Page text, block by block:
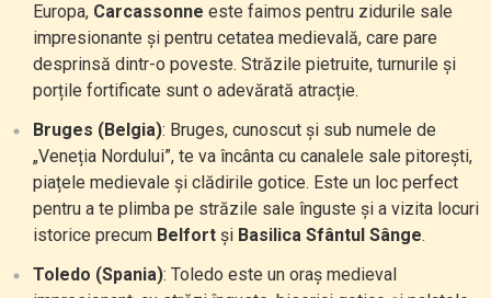
Europa, Carcassonne este faimos pentru zidurile sale
impresionante și pentru cetatea medievală, care pare
desprinsă dintr-o poveste. Străzile pietruite, turnurile și
porțile fortificate sunt o adevărată atracție.
Bruges (Belgia): Bruges, cunoscut și sub numele de
„Veneția Nordului”, te va încânta cu canalele sale pitorești,
piațele medievale și clădirile gotice. Este un loc perfect
pentru a te plimba pe străzile sale înguste și a vizita locuri
istorice precum Belfortși Basilica Sfântul Sânge.
Toledo (Spania): Toledo este un oraș medieval